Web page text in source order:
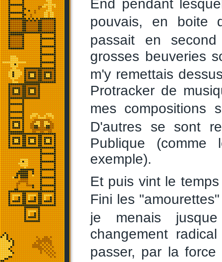
End pendant
pouvais, en boite
passait en
grosses beuveries
m'y remettais
Protracker de
mes
D'autres se sont
Publique
exemple).
Et puis vint le
Fini les
je menais
changement
passer, par la